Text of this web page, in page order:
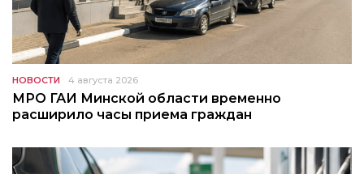
НОВОСТИ 4 августа 2026
МРО ГАИ Минской области временно
расширило часы приема граждан